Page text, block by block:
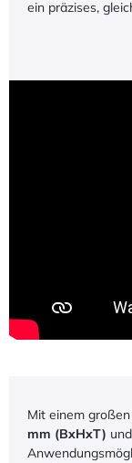
ein präzises,
Mit einem großen
mm (BxHxT)